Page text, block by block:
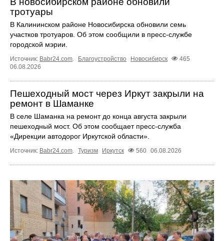
тротуары
В Калининском районе Новосибирска обновили семь
участков тротуаров. Об этом сообщили в пресс-службе
городской мэрии.
Источник: Babr24.com. Благоустройство Новосибирск
465
06.08.2026
Пешеходный мост через Иркут закрыли на
ремонт в Шаманке
В селе Шаманка на ремонт до конца августа закрыли
пешеходный мост. Об этом сообщает пресс‑служба
«Дирекции автодорог Иркутской области».
Источник: Babr24.com. Туризм Иркутск 560 06.08.2026